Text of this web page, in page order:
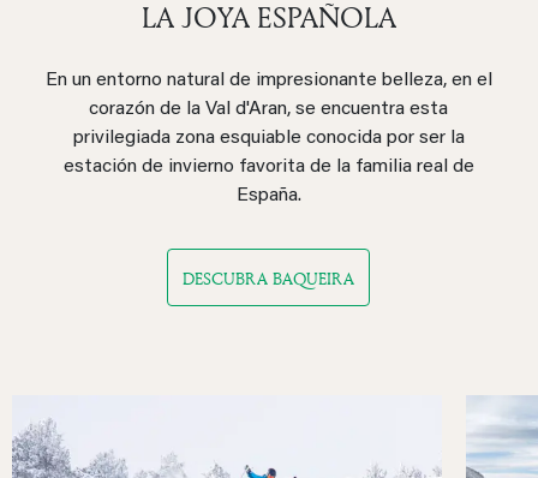
LA JOYA ESPAÑOLA
En un entorno natural de impresionante belleza, en el
corazón de la Val d'Aran, se encuentra esta
privilegiada zona esquiable conocida por ser la
estación de invierno favorita de la familia real de
España.
DESCUBRA BAQUEIRA